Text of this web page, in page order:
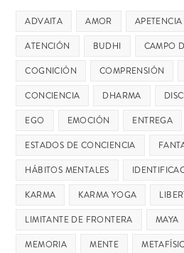
ADVAITA AMOR
ATENCIÓN
BUDHI
CAMPO
COGNICIÓN
COMPRENSIÓN
CONCIENCIA
DHARMA
EGO
EMOCIÓN ENTREGA
ESTADOS DE CONCIENCIA
HÁBITOS MENTALES
KARMA
KARMA YOGA
LIMITANTE DE FRONTERA
MAYA
MEMORIA
MENTE